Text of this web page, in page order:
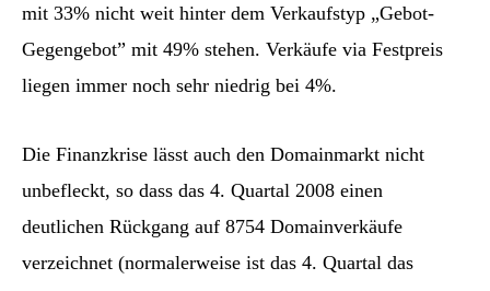
mit 33% nicht weit hinter dem Verkaufstyp „Gebot-
Gegengebot” mit 49% stehen. Verkäufe via Festpreis
liegen immer noch sehr niedrig bei 4%.
Die Finanzkrise lässt auch den Domainmarkt nicht
unbefleckt, so dass das 4. Quartal 2008 einen
deutlichen Rückgang auf 8754 Domainverkäufe
verzeichnet (normalerweise ist das 4. Quartal das